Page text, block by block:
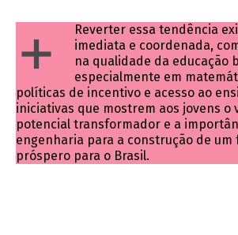
+
Reverter essa tendência
imediata e coordenada,
na qualidade da educação
especialmente em
políticas de incentivo e acesso ao
iniciativas que mostrem aos jovens o
potencial transformador e a
engenharia para a construção de um
próspero para o Brasil.